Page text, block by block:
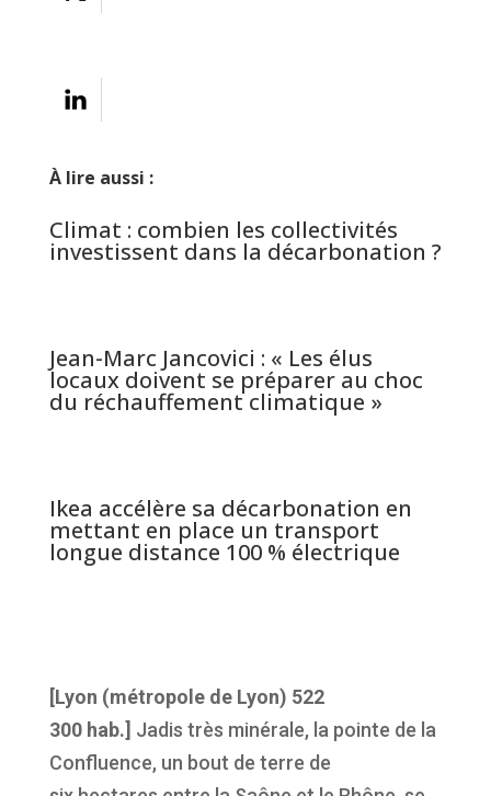
À lire aussi :
Climat : combien les collectivités
investissent dans la décarbonation ?
Jean-Marc Jancovici : « Les élus
locaux doivent se préparer au choc
du réchauffement climatique »
Ikea accélère sa décarbonation en
mettant en place un transport
longue distance 100 % électrique
[Lyon (métropole de Lyon) 522
300 hab.] Jadis très minérale, la pointe de la
Confluence, un bout de terre de